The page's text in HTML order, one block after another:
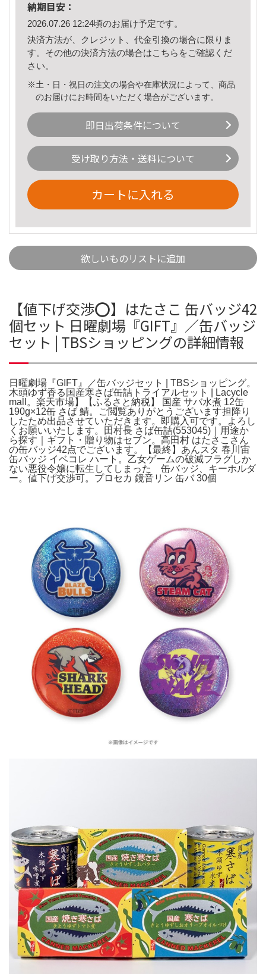
納期目安：
2026.07.26 12:24頃のお届け予定です。
決済方法が、クレジット、代金引換の場合に限りま
す。その他の決済方法の場合はこちら をご確認くだ
さい。
※土・日・祝日の注文の場合や在庫状況によって、商品
のお届けにお時間をいただく場合がございます。
即日出荷条件について
受け取り方法・送料について
カートに入れる
欲しいものリストに追加
【値下げ交渉⭕️】はたさこ 缶バッジ42
個セット 日曜劇場『GIFT』／缶バッジ
セット | TBSショッピングの詳細情報
日曜劇場『GIFT』／缶バッジセット | TBSショッピング。
木頭ゆず香る国産寒さば缶詰トライアルセット | Lacycle
mall。楽天市場】【ふるさと納税】 国産 サバ水煮 12缶
190g×12缶 さば 鯖。ご閲覧ありがとうございます担降り
したため出品させていただきます。即購入可です。よろし
くお願いいたします。田村長 さば缶詰(553045)｜用途か
ら探す｜ギフト・贈り物はセブン。高田村 はたさこさん
の缶バッジ42点でございます。【最終】あんスタ 春川宙
缶バッジ イベコレ ハート。乙女ゲームの破滅フラグしか
ない悪役令嬢に転生してしまった 缶バッジ、キーホルダ
ー。値下げ交渉可。プロセカ 鏡音リン 缶バ 30個